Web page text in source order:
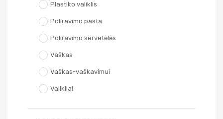
Plastiko valiklis
Poliravimo pasta
Poliravimo servetėlės
Vaškas
Vaškas-vaškavimui
Valikliai